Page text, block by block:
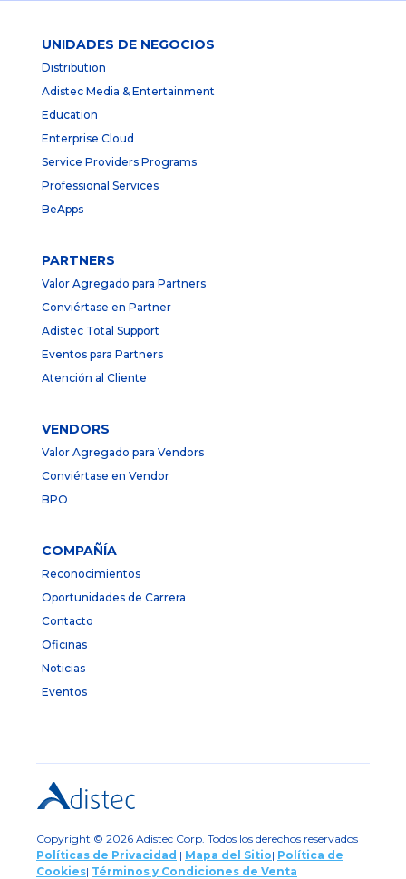
UNIDADES DE NEGOCIOS
Distribution
Adistec Media & Entertainment
Education
Enterprise Cloud
Service Providers Programs
Professional Services
BeApps
PARTNERS
Valor Agregado para Partners
Conviértase en Partner
Adistec Total Support
Eventos para Partners
Atención al Cliente
VENDORS
Valor Agregado para Vendors
Conviértase en Vendor
BPO
COMPAÑÍA
Reconocimientos
Oportunidades de Carrera
Contacto
Oficinas
Noticias
Eventos
Copyright © 2026 Adistec Corp. Todos los derechos reservados |
Políticas de Privacidad | Mapa del Sitio| Política de
Cookies| Términos y Condiciones de Venta